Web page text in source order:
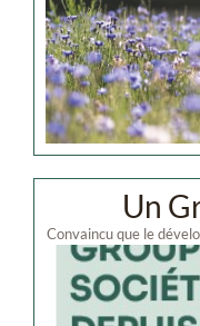
Un
Convaincu que le